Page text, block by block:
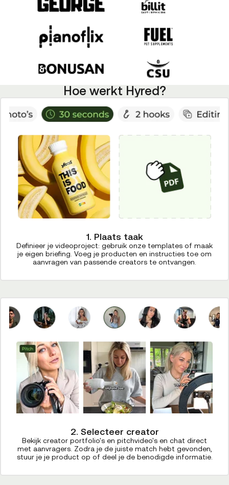
Hoe werkt Hyred?
1. Plaats taak
Definieer je videoproject: gebruik onze templates of maak
je eigen briefing. Voeg je producten en instructies toe om
aanvragen van passende creators te ontvangen.
2. Selecteer creator
Bekijk creator portfolio's en pitchvideo's en chat direct
met aanvragers. Zodra je de juiste match hebt gevonden,
stuur je je product op of deel je de benodigde informatie.